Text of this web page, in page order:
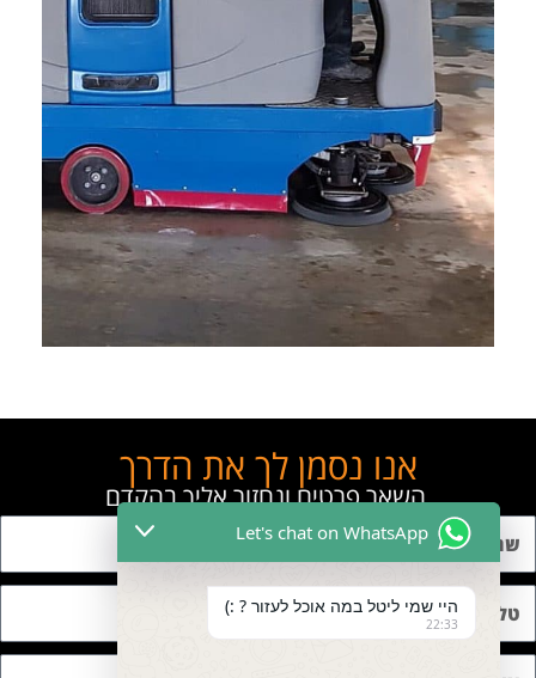
אנו נסמן לך את הדרך
השאר פרטים ונחזור אליך בהקדם
Let's chat on WhatsApp
היי שמי ליטל במה אוכל לעזור ? :)
22:33